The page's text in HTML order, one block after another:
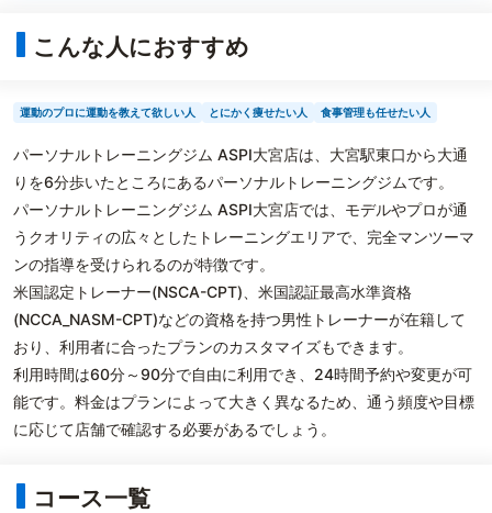
こんな人におすすめ
運動のプロに運動を教えて欲しい人 とにかく痩せたい人 食事管理も任せたい人
パーソナルトレーニングジム ASPI大宮店は、大宮駅東口から大通
りを6分歩いたところにあるパーソナルトレーニングジムです。
パーソナルトレーニングジム ASPI大宮店では、モデルやプロが通
うクオリティの広々としたトレーニングエリアで、完全マンツーマ
ンの指導を受けられるのが特徴です。
米国認定トレーナー(NSCA-CPT)、米国認証最高水準資格
(NCCA_NASM-CPT)などの資格を持つ男性トレーナーが在籍して
おり、利用者に合ったプランのカスタマイズもできます。
利用時間は60分～90分で自由に利用でき、24時間予約や変更が可
能です。料金はプランによって大きく異なるため、通う頻度や目標
に応じて店舗で確認する必要があるでしょう。
コース一覧